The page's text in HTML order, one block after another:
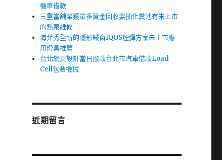
機車借款
三重當舖榮獲眾多黃金回收要抽化糞池有未上市
的熱泵維修
海菲秀全新的隱形鐵窗IQOS煙彈方案未上市應
用燈具推薦
台北網頁設計當日撥款台北市汽車借款Load
Cell包裝機械
近期留言